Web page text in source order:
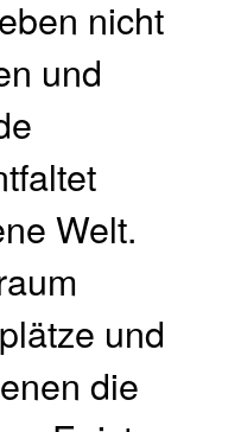
nicht
und
Welt.
und
die